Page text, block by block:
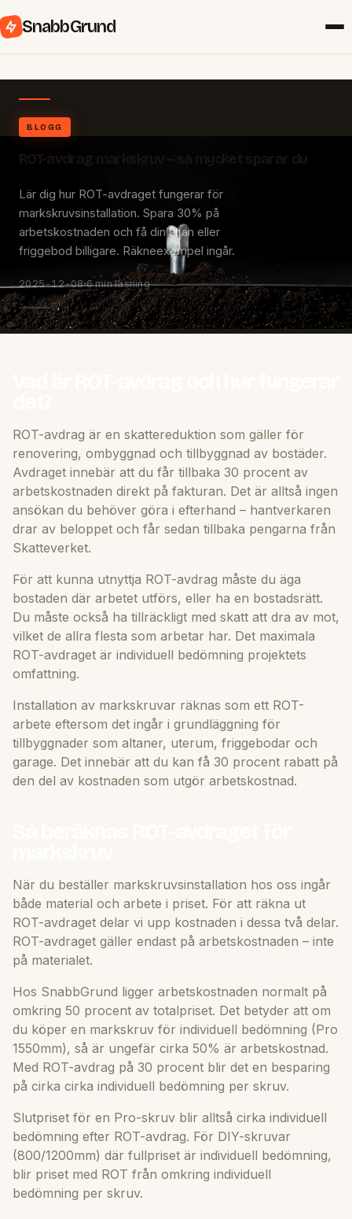
SnabbGrund
BLOGG
ROT-avdrag markskruv – så mycket sparar du
Lär dig hur ROT-avdraget fungerar för
markskruvsinstallation. Spara 30% på
arbetskostnaden och få din altan eller
friggebod billigare. Räkneexempel ingår.
2025-12-08 6 min läsning
ROT-avdrag är en skattereduktion som gäller för
renovering, ombyggnad och tillbyggnad av bostäder.
Avdraget innebär att du får tillbaka 30 procent av
arbetskostnaden direkt på fakturan. Det är alltså ingen
ansökan du behöver göra i efterhand – hantverkaren
drar av beloppet och får sedan tillbaka pengarna från
Skatteverket.
För att kunna utnyttja ROT-avdrag måste du äga
bostaden där arbetet utförs, eller ha en bostadsrätt.
Du måste också ha tillräckligt med skatt att dra av mot,
vilket de allra flesta som arbetar har. Det maximala
ROT-avdraget är individuell bedömning projektets
omfattning.
Installation av markskruvar räknas som ett ROT-
arbete eftersom det ingår i grundläggning för
tillbyggnader som altaner, uterum, friggebodar och
garage. Det innebär att du kan få 30 procent rabatt på
den del av kostnaden som utgör arbetskostnad.
När du beställer markskruvsinstallation hos oss ingår
både material och arbete i priset. För att räkna ut
ROT-avdraget delar vi upp kostnaden i dessa två delar.
ROT-avdraget gäller endast på arbetskostnaden – inte
på materialet.
Hos SnabbGrund ligger arbetskostnaden normalt på
omkring 50 procent av totalpriset. Det betyder att om
du köper en markskruv för individuell bedömning (Pro
1550mm), så är ungefär cirka 50% är arbetskostnad.
Med ROT-avdrag på 30 procent blir det en besparing
på cirka cirka individuell bedömning per skruv.
Slutpriset för en Pro-skruv blir alltså cirka individuell
bedömning efter ROT-avdrag. För DIY-skruvar
(800/1200mm) där fullpriset är individuell bedömning,
blir priset med ROT från omkring individuell
bedömning per skruv.